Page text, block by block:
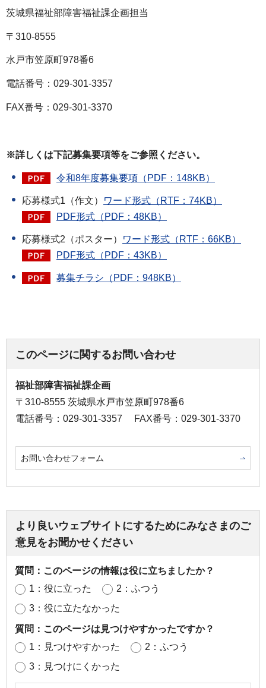
茨城県福祉部障害福祉課企画担当
〒310-8555
水戸市笠原町978番6
電話番号：029-301-3357
FAX番号：029-301-3370
※詳しくは下記募集要項等をご参照ください。
令和8年度募集要項（PDF：148KB）
応募様式1（作文）
ワード形式（RTF：74KB）
PDF形式（PDF：48KB）
応募様式2（ポスター）
ワード形式（RTF：66KB）
PDF形式（PDF：43KB）
募集チラシ（PDF：948KB）
このページに関するお問い合わせ
福祉部障害福祉課企画
〒310-8555 茨城県水戸市笠原町978番6
電話番号：029-301-3357
FAX番号：029-301-3370
お問い合わせフォーム
より良いウェブサイトにするためにみなさまのご
意見をお聞かせください
質問：このページの情報は役に立ちましたか？
1：役に立った
2：ふつう
3：役に立たなかった
質問：このページは見つけやすかったですか？
1：見つけやすかった
2：ふつう
3：見つけにくかった